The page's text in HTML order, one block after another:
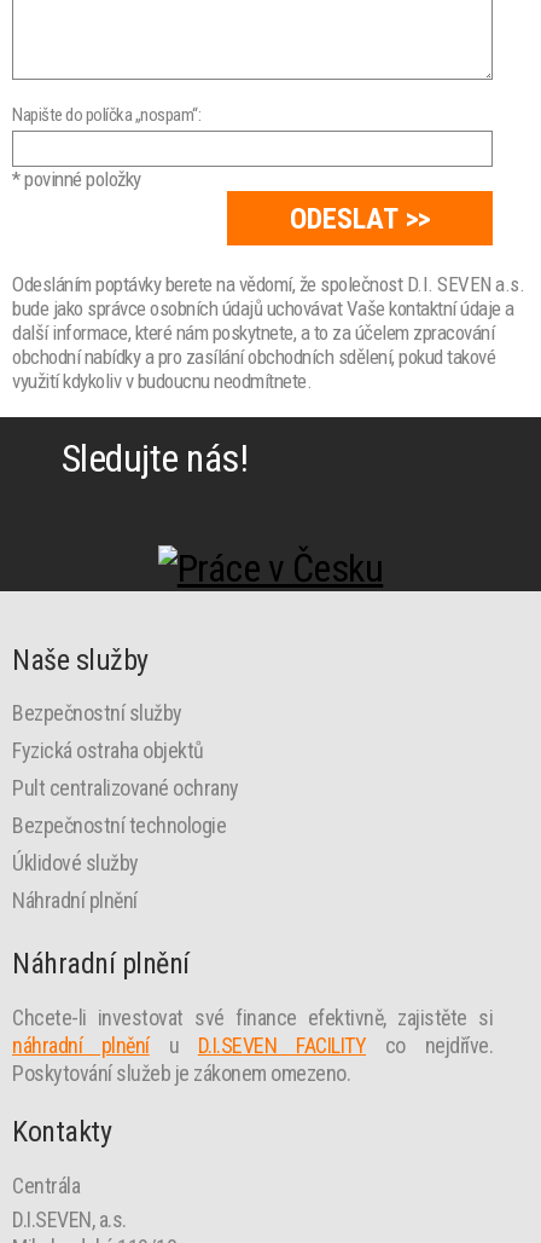
Napište do políčka „nospam“:
* povinné položky
Odesláním poptávky berete na vědomí, že společnost D.I. SEVEN a.s.
bude jako správce osobních údajů uchovávat Vaše kontaktní údaje a
další informace, které nám poskytnete, a to za účelem zpracování
obchodní nabídky a pro zasílání obchodních sdělení, pokud takové
využití kdykoliv v budoucnu neodmítnete.
Sledujte nás!
Naše služby
Bezpečnostní služby
Fyzická ostraha objektů
Pult centralizované ochrany
Bezpečnostní technologie
Úklidové služby
Náhradní plnění
Náhradní plnění
Chcete-li investovat své finance efektivně, zajistěte si
náhradní plněníu D.I.SEVEN FACILITY co nejdříve.
Poskytování služeb je zákonem omezeno.
Kontakty
Centrála
D.I.SEVEN, a.s.